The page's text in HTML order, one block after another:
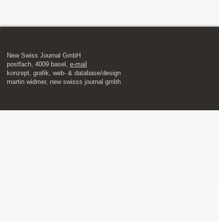
New Swiss Journal GmbH
postfach, 4009 basel, e-mail
​konzept, grafik, web- & database/design
martin widmer, new swisss journal gmbh